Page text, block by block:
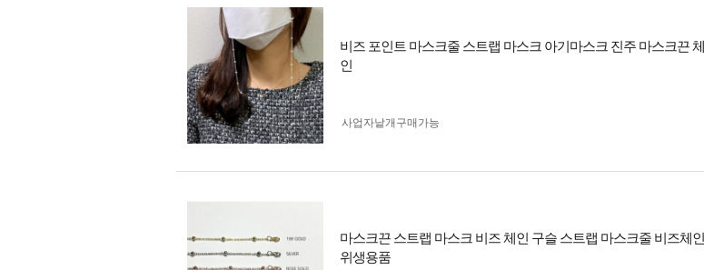
비즈 포인트 마스크줄 스트랩 마스크 아기마스크 진주 마스크끈 체
인
사업자 낱개구매가능
마스크끈 스트랩 마스크 비즈 체인 구슬 스트랩 마스크줄 비즈체인
위생용품